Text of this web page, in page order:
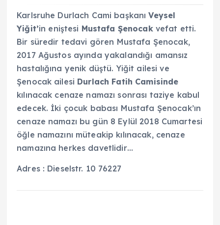
Karlsruhe Durlach Cami başkanıVeysel
Yiğit’in eniştesi Mustafa Şenocakvefat etti.
Bir süredir tedavi gören Mustafa Şenocak,
2017 Ağustos ayında yakalandığı amansız
hastalığına yenik düştü. Yiğit ailesi ve
Şenocak ailesi Durlach Fatih Camisinde
kılınacak cenaze namazı sonrası taziye kabul
edecek. İki çocuk babası Mustafa Şenocak’ın
cenaze namazı bu gün 8 Eylül 2018 Cumartesi
öğle namazını müteakip kılınacak, cenaze
namazına herkes davetlidir…
Adres : Dieselstr. 10 76227